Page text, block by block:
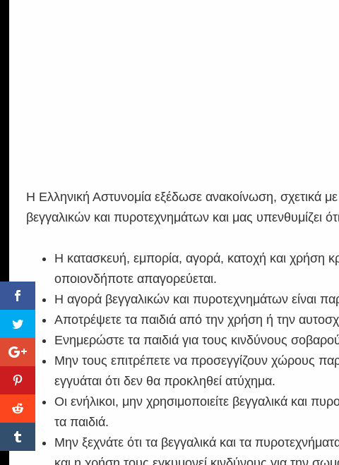
Η Ελληνική Αστυνομία εξέδωσε ανακοίνωση, σχετικά
βεγγαλικών και πυροτεχνημάτων και μας υπενθυμίζει
Η κατασκευή, εμπορία, αγορά, κατοχή και χρήση
οποιονδήποτε απαγορεύεται.
Η αγορά βεγγαλικών και πυροτεχνημάτων είναι
Αποτρέψετε τα παιδιά από την χρήση ή την
Ενημερώστε τα παιδιά για τους κινδύνους
Μην τους επιτρέπετε να προσεγγίζουν χώρους
εγγυάται ότι δεν θα προκληθεί ατύχημα.
Οι ενήλικοι, μην χρησιμοποιείτε βεγγαλικά και
τα παιδιά.
Μην ξεχνάτε ότι τα βεγγαλικά και τα